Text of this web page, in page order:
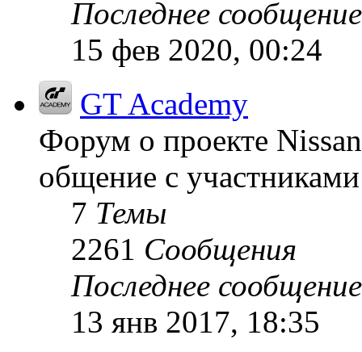
Последнее сообщение
15 фев 2020, 00:24
GT Academy
Форум о проекте
общение с
7 Темы
2261 Сообщения
Последнее сообщение
13 янв 2017, 18:35